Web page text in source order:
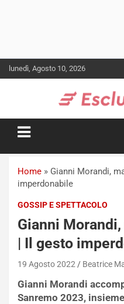
Skip
to
lunedì, Agosto 10, 2026
Home » Gianni Morandi,
imperdonabile
GOSSIP E SPETTACOLO
Gianni
| Il gesto
19 Agosto 2022 Beatrice
Gianni Morandi
Sanremo 2023,